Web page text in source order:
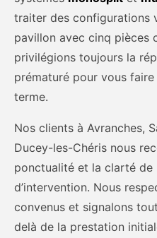
traiter des configurations
pavillon avec cinq pièces
privilégions toujours la
prématuré pour vous
terme.
Nos clients à Avranches,
Ducey-les-Chéris nous
ponctualité et la clarté de
d’intervention. Nous
convenus et signalons
delà de la prestation